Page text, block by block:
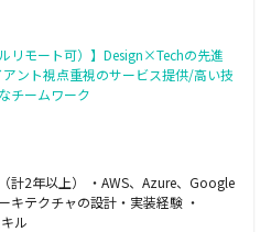
リモート可）】Design×Techの先進
ント視点重視のサービス提供/高い技
チームワーク
計2年以上） ・AWS、Azure、Google
キテクチャの設計・実装経験 ・
ル